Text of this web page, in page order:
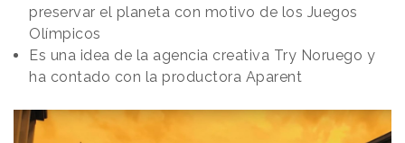
preservar el planeta con motivo de los Juegos
Olímpicos
Es una idea de la agencia creativa Try Noruego y
ha contado con la productora Aparent